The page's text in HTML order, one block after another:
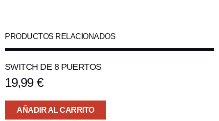
PRODUCTOS RELACIONADOS
SWITCH DE 8 PUERTOS
19,99 €
AÑADIR AL CARRITO